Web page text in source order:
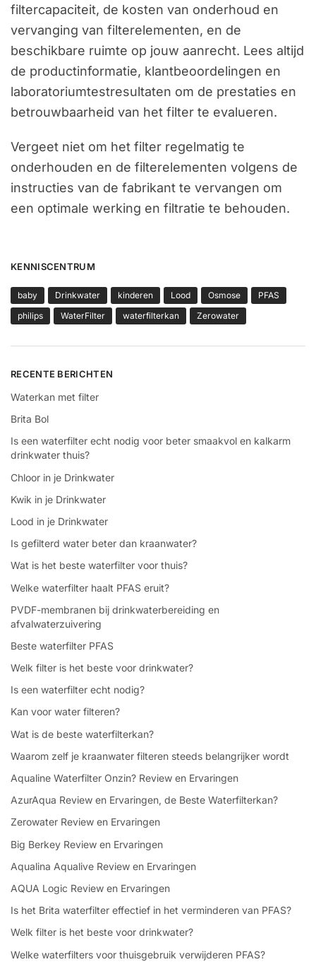
filtercapaciteit, de kosten van onderhoud en
vervanging van filterelementen, en de
beschikbare ruimte op jouw aanrecht. Lees altijd
de productinformatie, klantbeoordelingen en
laboratoriumtestresultaten om de prestaties en
betrouwbaarheid van het filter te evalueren.
Vergeet niet om het filter regelmatig te
onderhouden en de filterelementen volgens de
instructies van de fabrikant te vervangen om
een optimale werking en filtratie te behouden.
KENNISCENTRUM
baby Drinkwater kinderen Lood Osmose
PFAS
philips
WaterFilter waterfilterkan Zerowater
RECENTE BERICHTEN
Waterkan met filter
Brita Bol
Is een waterfilter echt nodig voor beter smaakvol en kalkarm
drinkwater thuis?
Chloor in je Drinkwater
Kwik in je Drinkwater
Lood in je Drinkwater
Is gefilterd water beter dan kraanwater?
Wat is het beste waterfilter voor thuis?
Welke waterfilter haalt PFAS eruit?
PVDF-membranen bij drinkwaterbereiding en
afvalwaterzuivering
Beste waterfilter PFAS
Welk filter is het beste voor drinkwater?
Is een waterfilter echt nodig?
Kan voor water filteren?
Wat is de beste waterfilterkan?
Waarom zelf je kraanwater filteren steeds belangrijker wordt
Aqualine Waterfilter Onzin? Review en Ervaringen
AzurAqua Review en Ervaringen, de Beste Waterfilterkan?
Zerowater Review en Ervaringen
Big Berkey Review en Ervaringen
Aqualina Aqualive Review en Ervaringen
AQUA Logic Review en Ervaringen
Is het Brita waterfilter effectief in het verminderen van PFAS?
Welk filter is het beste voor drinkwater?
Welke waterfilters voor thuisgebruik verwijderen PFAS?